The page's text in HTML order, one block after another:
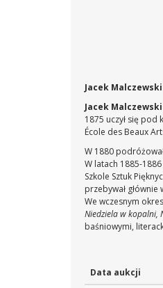
Jacek
Jacek Malczewski
1875 uczył się pod
École des Beaux
W 1880
W latach 1885-
Szkole Sztuk
przebywał głównie
We wczesnym
Niedziela w kopalni,
baśniowymi,
Data aukcji